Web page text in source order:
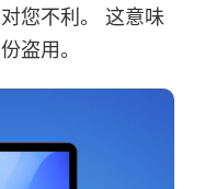
您不利。 这意味
盗用。